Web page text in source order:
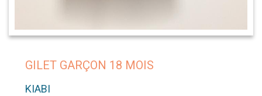
GILET GARÇON 18 MOIS
KIABI